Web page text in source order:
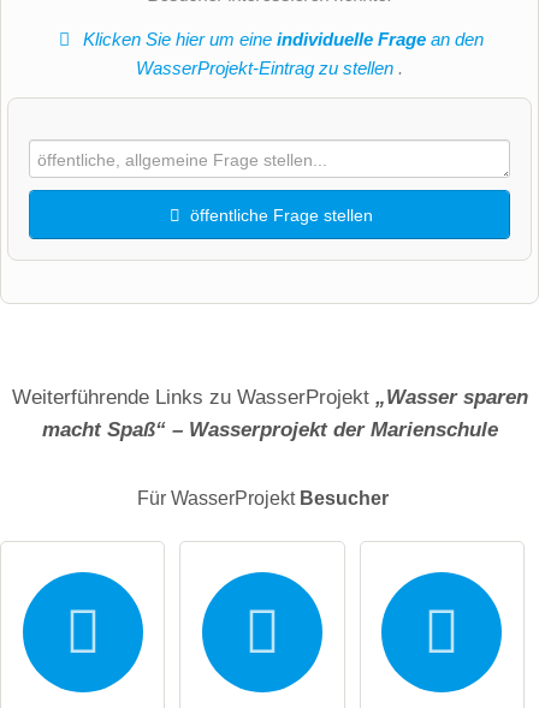
Klicken Sie hier um eineindividuelle Frage an den
WasserProjekt-Eintrag zu stellen .
öffentliche Frage stellen
Weiterführende Links zu WasserProjekt „Wasser sparen
macht Spaß“ – Wasserprojekt der Marienschule
Für WasserProjekt Besucher